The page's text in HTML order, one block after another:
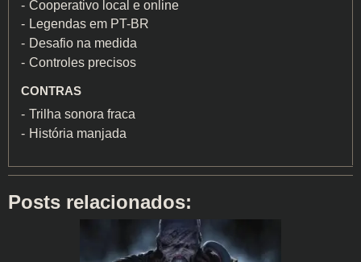
Cooperativo local e online
Legendas em PT-BR
Desafio na medida
Controles precisos
CONTRAS
Trilha sonora fraca
História manjada
Posts relacionados: